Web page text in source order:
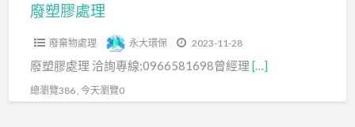
廢塑膠處理
廢棄物處理 永大環保 2023-11-28
廢塑膠處理 洽詢專線;0966581698曾經理 […]
總瀏覽386 , 今天瀏覽0